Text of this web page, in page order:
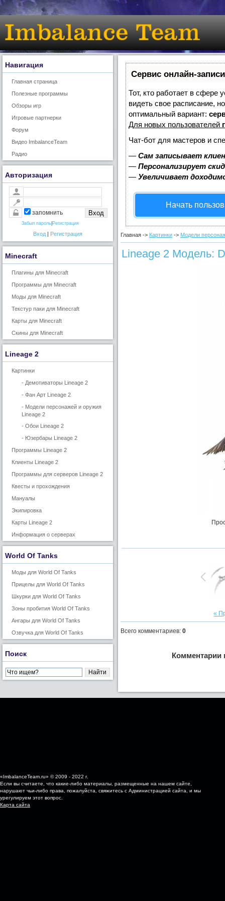
Навигация
Главная страница
Полезные программы
Обзоры игр
Игровые партнерки
Форум
Видео ImbalanceTeam
Радио
Авторизация
запомнить
Забыл пароль Регистрация
Вход | Регистрация
Minecraft
Плагины для Minecraft
Программы для Minecraft
Моды для Minecraft
Текстур паки для Minecraft
Карты для Minecraft
Скины для Minecraft
Lineage 2
Картинки
- Демотиваторы Lineage 2
- Фан Арт Lineage 2
- Модели персонажей и оружия
Lineage 2
- Обои Lineage 2
- Юзербары Lineage 2
Программы Lineage 2
Клиенты Lineage 2
Программы для серверов Lineage 2
Квесты и прохождения
Мануалы
Экипировка
Карты Lineage 2
Информация о серверах
World Of Tanks
Моды для World Of Tanks
Прицелы для World Of Tanks
Шкурки для World Of Tanks
Зоны пробития World Of Tanks
Ангары для World Of Tanks
Озвучка для World Of Tanks
Поиск
Сервис онлайн-
Тот, кто работает в сфере
видеть свое расписание,
оптимальный вариант:
Для новых пользователей
Чат-бот для мастеров и
— Сам записывает
— Персонализирует
— Увеличивает
Начать
Главная -> Картинки -> Модели
Lineage 2 Модель:
«
Всего комментариев: 0
Комментарии
«ImbalanceTeam.ru» © 2009 - 2022 г.
Если вы считаете, что какие-либо материалы, размещенные на нашем сайте,
нарушают чьи-либо права, пожалуйста, свяжитесь с Администрацией сайта, и мы
урегулируем этот вопрос.
Карта сайта